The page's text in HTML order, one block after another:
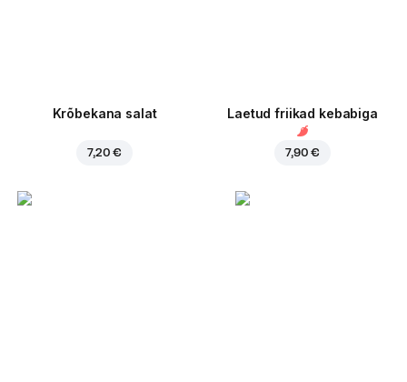
Krõbekana salat
7,20 €
Laetud friikad kebabiga
7,90 €